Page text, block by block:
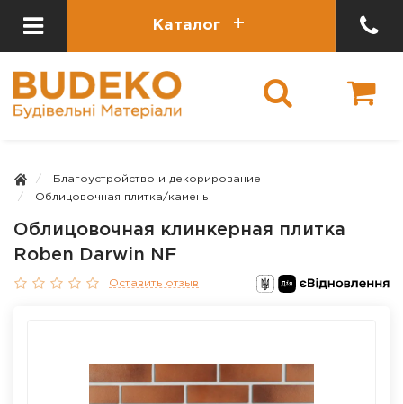
Каталог
Благоустройство и декорирование
Облицовочная плитка/камень
Облицовочная клинкерная плитка
Roben Darwin NF
Оставить отзыв